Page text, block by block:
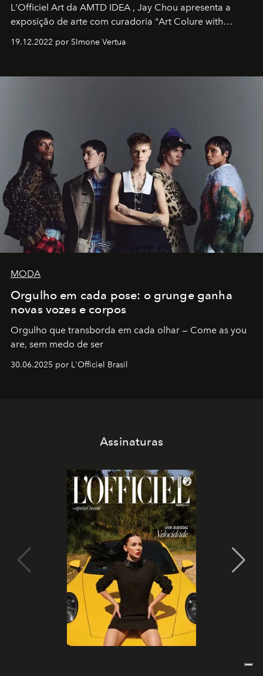
L'Officiel Art da AMTD IDEA , Jay Chou apresenta a
exposição de arte com curadoria "Art Colure with
19.12.2022 por SImone Vertua
MODA
Orgulho em cada pose: o grunge ganha
novas vozes e corpos
Orgulho que transborda em cada olhar — Come as you
are, sem medo de ser
30.06.2025 por L'Officiel Brasil
Assinaturas